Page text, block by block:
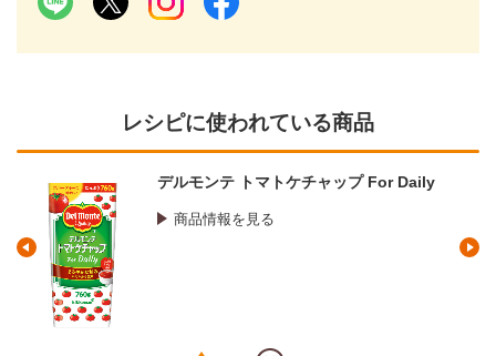
レシピに使われている商品
デルモンテ トマトケチャップ For Daily
商品情報を見る